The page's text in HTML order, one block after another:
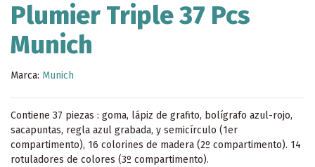
Plumier Triple 37 Pcs
Munich
Marca: Munich
Contiene 37 piezas : goma, lápiz de grafito, bolígrafo azul-rojo,
sacapuntas, regla azul grabada, y semicírculo (1er
compartimento), 16 colorines de madera (2º compartimento). 14
rotuladores de colores (3º compartimento).